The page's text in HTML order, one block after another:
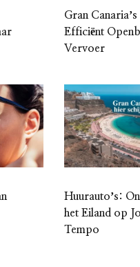
Gran Canariaʼs
Efficiënt
Vervoer
Huurautoʼs:
het Eiland op
Tempo